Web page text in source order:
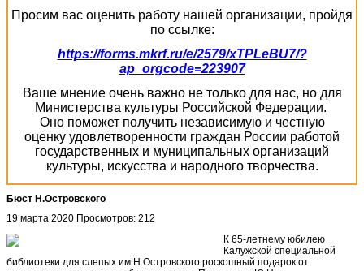
Просим вас оценить работу нашей организации, пройдя
по ссылке:
https://forms.mkrf.ru/e/2579/xTPLeBU7/?
ap_orgcode=223907
Ваше мнение очень важно не только для нас, но для
Министерства культуры Российской Федерации.
Оно поможет получить независимую и честную
оценку удовлетворенности граждан России работой
государственных и муниципальных организаций
культуры, искусства и народного творчества.
Бюст Н.Островского
19 марта 2020 Просмотров: 212
К 65-летнему юбилею
Калужской специальной
библиотеки для слепых им.Н.Островского роскошный подарок от